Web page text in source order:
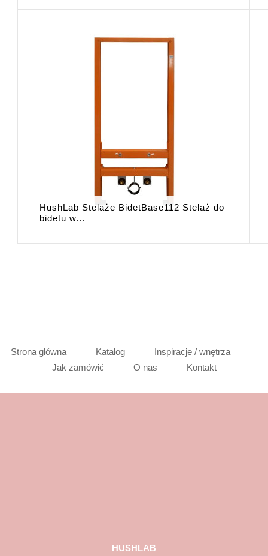
HushLab Stelaże BidetBase112 Stelaż do
bidetu w...
Strona główna Katalog
Inspiracje / wnętrza
Jak zamówić
O nas Kontakt
HUSHLAB